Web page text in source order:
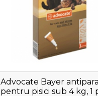
Advocate Bayer
pentru pisici sub 4 kg, 1